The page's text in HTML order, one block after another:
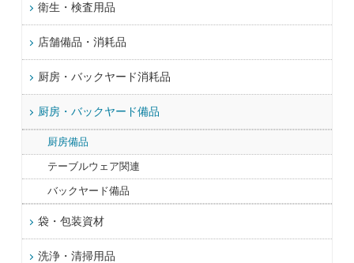
衛生・検査用品
店舗備品・消耗品
厨房・バックヤード消耗品
厨房・バックヤード備品
厨房備品
テーブルウェア関連
バックヤード備品
袋・包装資材
洗浄・清掃用品